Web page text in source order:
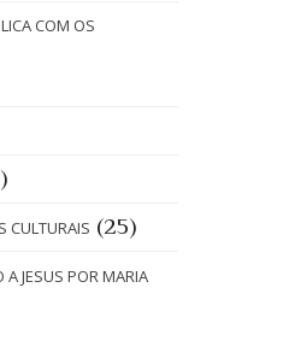
COM OS
CULTURAIS (25)
JESUS POR MARIA